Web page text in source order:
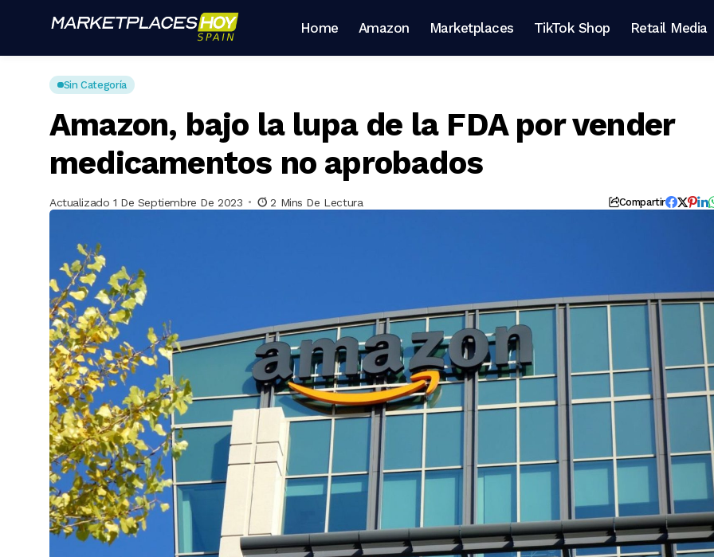
Home Amazon Marketplaces TikTok Shop Retail Media
Sin Categoría
Amazon, bajo la lupa de la FDA por vender
medicamentos no aprobados
Actualizado 1 De Septiembre De 2023 2 Mins De Lectura Compartir